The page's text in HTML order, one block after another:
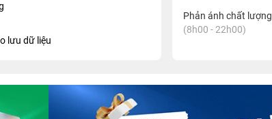
lưu dữ liệu
Phản ánh chất lượng
(8h00 - 22h00)